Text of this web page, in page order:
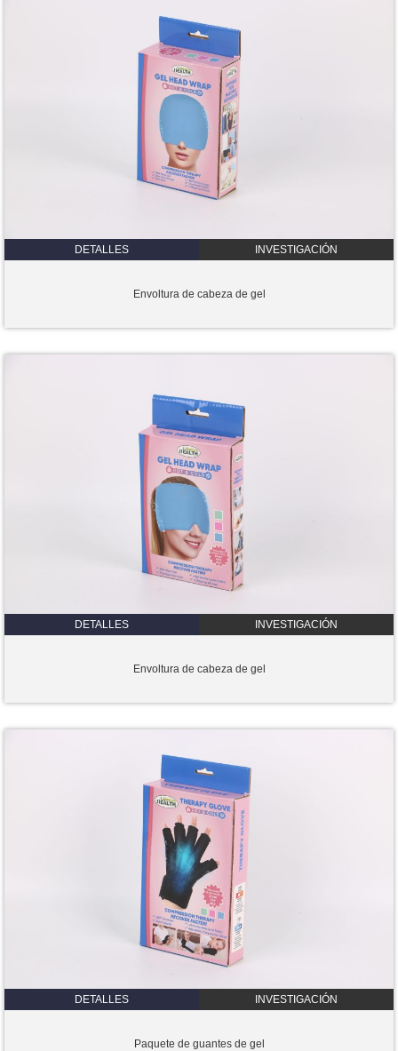
DETALLES INVESTIGACIÓN
Envoltura de cabeza de gel
DETALLES INVESTIGACIÓN
Envoltura de cabeza de gel
DETALLES INVESTIGACIÓN
Paquete de guantes de gel